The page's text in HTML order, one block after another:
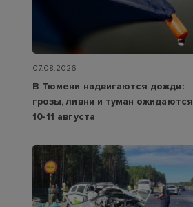
07.08.2026
В Тюмени надвигаются дожди:
грозы, ливни и туман ожидаются
10-11 августа